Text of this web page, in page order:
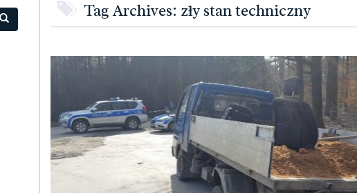
Tag Archives: zły stan techniczny